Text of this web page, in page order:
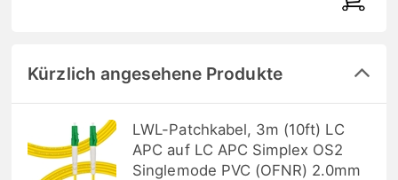
Kürzlich angesehene Produkte
LWL-Patchkabel, 3m (10ft) LC
APC auf LC APC Simplex OS2
Singlemode PVC (OFNR) 2.0mm